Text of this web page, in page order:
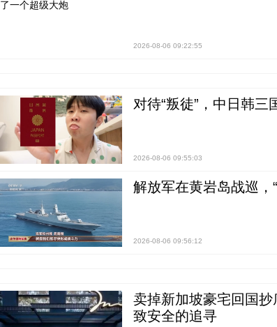
2026-08-06 09:22:55
对待“叛徒”，中日韩三
2026-08-06 09:55:03
解放军在黄岩岛战巡，
2026-08-06 09:56:12
卖掉新加坡豪宅回国
致安全的追寻